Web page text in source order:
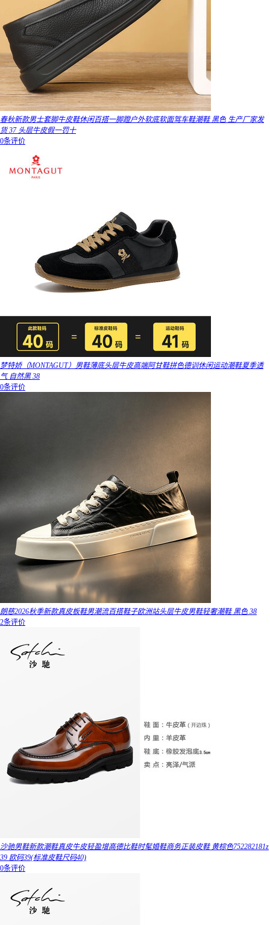
春秋新款男士套脚牛皮鞋休闲百搭一脚蹬户外软底软面驾车鞋潮鞋 黑色 生产厂家发
货 37 头层牛皮假一罚十
0条评价
梦特娇（MONTAGUT）男鞋薄底头层牛皮高端阿甘鞋拼色德训休闲运动潮鞋夏季透
气 自然黑 38
0条评价
朗慈2026秋季新款真皮板鞋男潮流百搭鞋子欧洲站头层牛皮男鞋轻奢潮鞋 黑色 38
2条评价
沙驰男鞋新款潮鞋真皮牛皮轻盈增高德比鞋时髦婚鞋商务正装皮鞋 黄棕色752282181z
39 欧码39(标准皮鞋尺码40)
0条评价